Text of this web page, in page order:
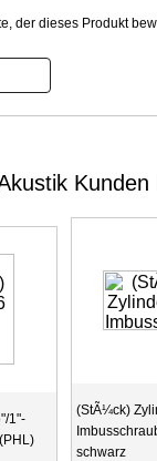
der dieses Produkt
1"-
(StÃ¼ck)
schwarz